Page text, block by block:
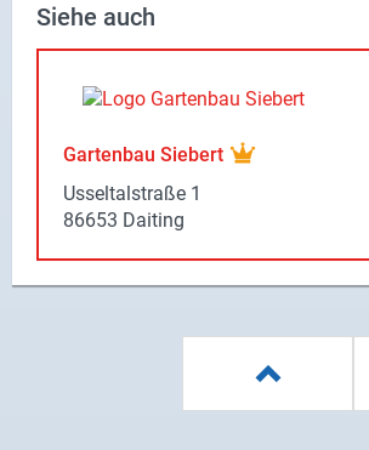
Siehe auch
Gartenbau Siebert
Usseltalstraße 1
86653 Daiting